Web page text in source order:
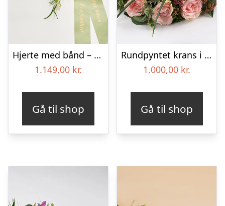
Hjerte med bånd – Floristens kreative valg
1.149,00 kr.
Gå til shop
Rundpyntet krans i lyse farver – Blomster til begravelse
1.000,00 kr.
Gå til shop